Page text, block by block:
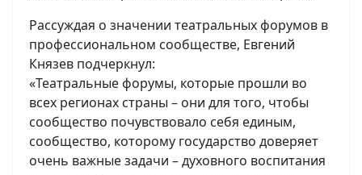
Рассуждая о значении театральных форумов в
профессиональном сообществе, Евгений
Князев подчеркнул:
«Театральные форумы, которые прошли во
всех регионах страны – они для того, чтобы
сообщество почувствовало себя единым,
сообщество, которому государство доверяет
очень важные задачи – духовного воспитания